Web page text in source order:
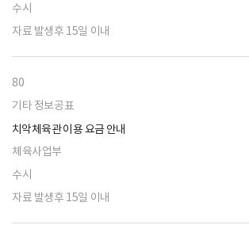
수시
자료 발생후 15일 이내
80
기타 정보공표
치악체육관 이용 요금 안내
체육사업부
수시
자료 발생후 15일 이내